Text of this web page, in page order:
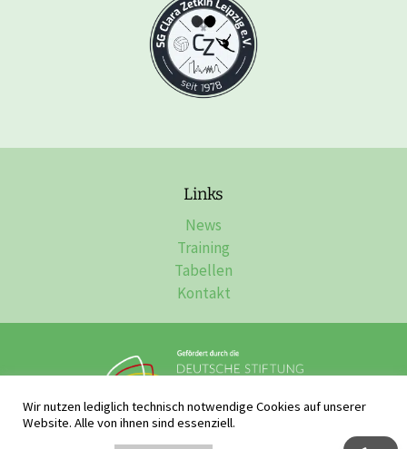
Links
News
Training
Tabellen
Kontakt
Impressum, Datenschutz & Disclaimer
Wir nutzen lediglich technisch notwendige Cookies auf unserer
Website. Alle von ihnen sind essenziell.